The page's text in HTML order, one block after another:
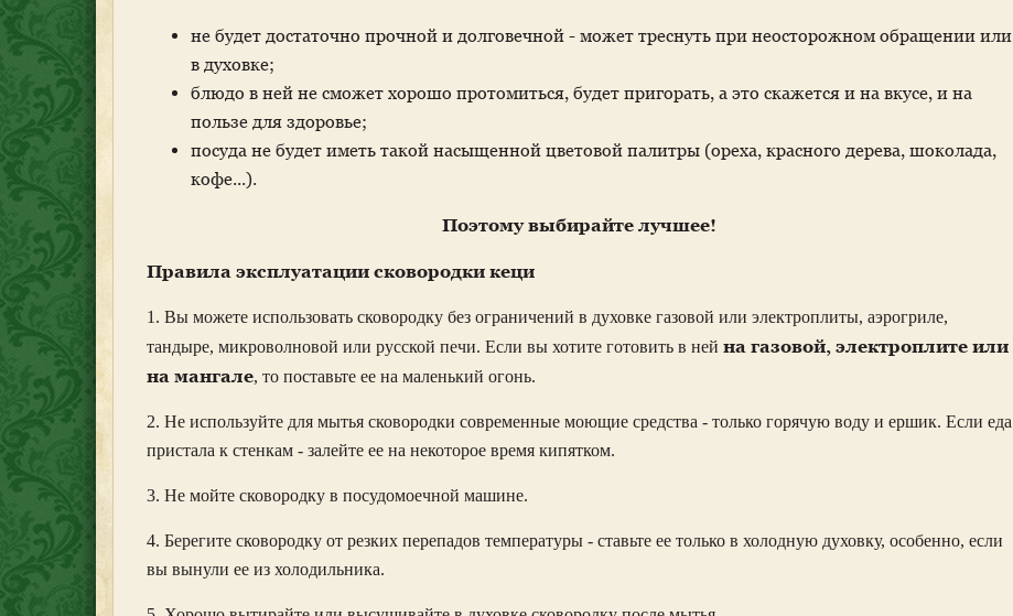
не будет достаточно прочной и долговечной - может треснуть при неосторожном обращении или
в духовке;
блюдо в ней не сможет хорошо протомиться, будет пригорать, а это скажется и на вкусе, и на
пользе для здоровье;
посуда не будет иметь такой насыщенной цветовой палитры (ореха, красного дерева, шоколада,
кофе...).
Поэтому выбирайте лучшее!
Правила эксплуатации сковородки кеци
1. Вы можете использовать сковородку без ограничений в духовке газовой или электроплиты, аэрогриле,
тандыре, микроволновой или русской печи. Если вы хотите готовить в ней на газовой, электроплите или
на мангале, то поставьте ее на маленький огонь.
2. Не используйте для мытья сковородки современные моющие средства - только горячую воду и ершик. Если еда
пристала к стенкам - залейте ее на некоторое время кипятком.
3. Не мойте сковородку в посудомоечной машине.
4. Берегите сковородку от резких перепадов температуры - ставьте ее только в холодную духовку, особенно, если
вы вынули ее из холодильника.